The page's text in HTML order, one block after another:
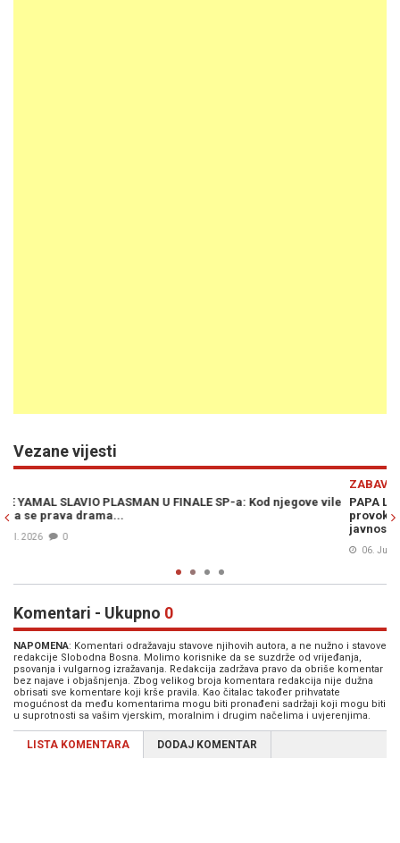
Vezane vijesti
vile PAPA LEO XIV REKAO ZA KOGA NAVIJA: Novinar mu postavio
provokativno pitanje o Realu i Barceloni, a odgovor je
Komentari - Ukupno 0
NAPOMENA: Komentari odražavaju stavove njihovih autora, a ne nužno i stavove
redakcije Slobodna Bosna. Molimo korisnike da se suzdrže od vrijeđanja,
psovanja i vulgarnog izražavanja. Redakcija zadržava pravo da obriše komentar
bez najave i objašnjenja. Zbog velikog broja komentara redakcija nije dužna
obrisati sve komentare koji krše pravila. Kao čitalac također prihvatate
mogućnost da među komentarima mogu biti pronađeni sadržaji koji mogu biti
u suprotnosti sa vašim vjerskim, moralnim i drugim načelima i uvjerenjima.
LISTA KOMENTARA DODAJ KOMENTAR